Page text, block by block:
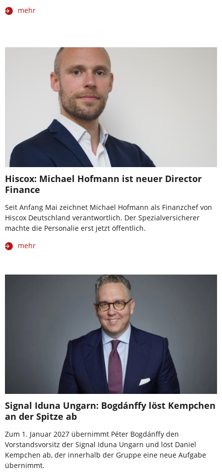
mehr
Hiscox: Michael Hofmann ist neuer Director
Finance
Seit Anfang Mai zeichnet Michael Hofmann als Finanzchef von
Hiscox Deutschland verantwortlich. Der Spezialversicherer
machte die Personalie erst jetzt öffentlich.
mehr
Signal Iduna Ungarn: Bogdánffy löst Kempchen
an der Spitze ab
Zum 1. Januar 2027 übernimmt Péter Bogdánffy den
Vorstandsvorsitz der Signal Iduna Ungarn und löst Daniel
Kempchen ab, der innerhalb der Gruppe eine neue Aufgabe
übernimmt.